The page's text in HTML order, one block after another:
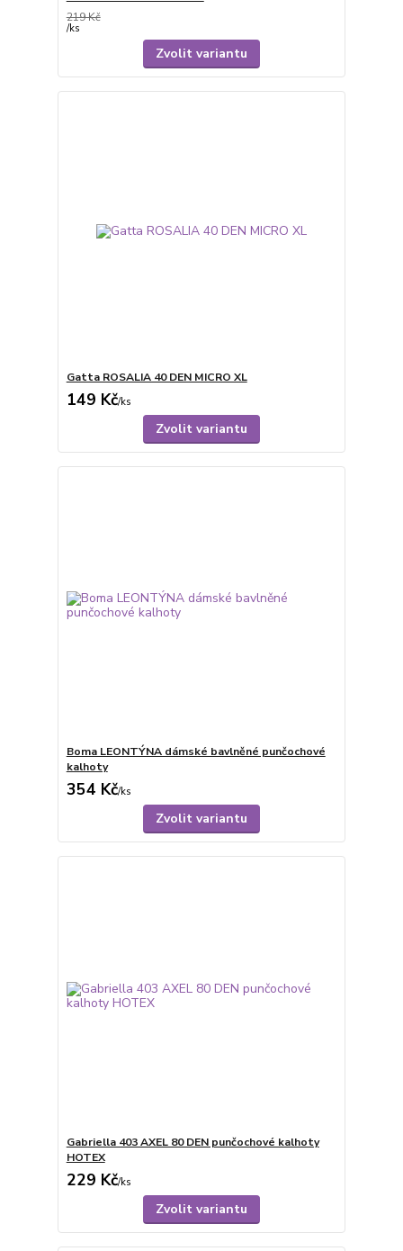
219 Kč
/ks
Zvolit variantu
Gatta ROSALIA 40 DEN MICRO XL
149 Kč/ks
Zvolit variantu
Boma LEONTÝNA dámské bavlněné punčochové
kalhoty
354 Kč/ks
Zvolit variantu
Gabriella 403 AXEL 80 DEN punčochové kalhoty
HOTEX
229 Kč/ks
Zvolit variantu